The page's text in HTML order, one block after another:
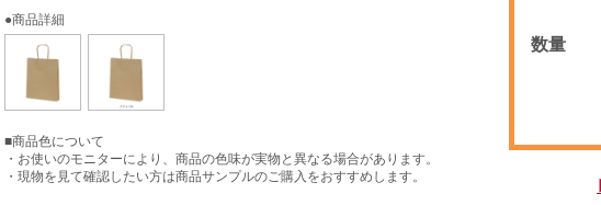
●商品詳細
■商品色について
・お使いのモニターにより、商品の色味が実物と異なる場合があります。
・現物を見て確認したい方は商品サンプルのご購入をおすすめします。
数量